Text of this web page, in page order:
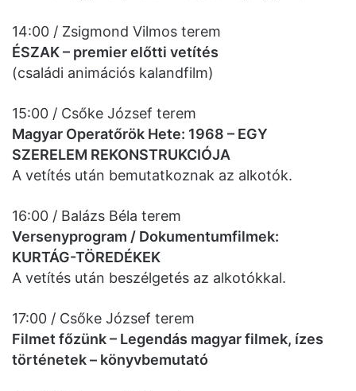
14:00 / Zsigmond Vilmos terem
ÉSZAK – premier előtti vetítés
(családi animációs kalandfilm)
15:00 / Csőke József terem
Magyar Operatőrök Hete: 1968 – EGY
SZERELEM REKONSTRUKCIÓJA
A vetítés után bemutatkoznak az alkotók.
16:00 / Balázs Béla terem
Versenyprogram / Dokumentumfilmek:
KURTÁG-TÖREDÉKEK
A vetítés után beszélgetés az alkotókkal.
17:00 / Csőke József terem
Filmet főzünk – Legendás magyar filmek, ízes
történetek – könyvbemutató